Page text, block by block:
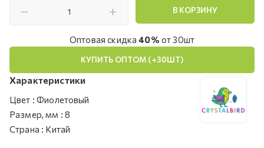
В КОРЗИНУ
Оптовая скидка40% от 30шт
КУПИТЬ ОПТОМ (+30ШТ)
Характеристики
Цвет : Фиолетовый
Размер, мм : 8
Страна : Китай